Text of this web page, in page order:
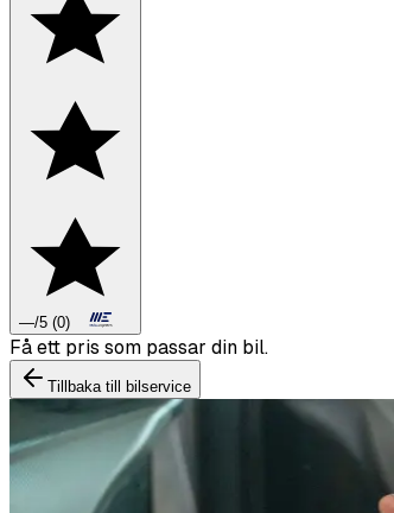
—/5 (0)
Boka däckbyte eller montering inför vintern.
Tillbaka till bilservice